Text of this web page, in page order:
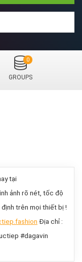
GROUPS
0
tại
ảnh rõ nét, tốc độ
trên mọi thiết bị !
Địa chỉ :
#dagavin